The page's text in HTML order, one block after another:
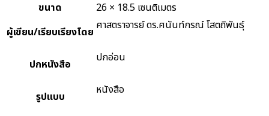
ขนาด
26 × 18.5 เซนติเมตร
ผู้เขียน/เรียบเรียงโดย ศาสตราจารย์ ดร.ศนันท์กรณ์ โสตถิพันธุ์
ปกหนังสือ ปกอ่อน
รูปแบบ หนังสือ